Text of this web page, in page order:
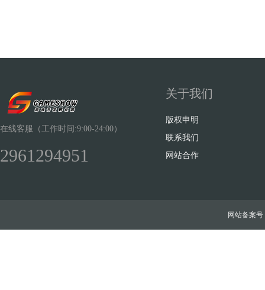
在线客服（工作时间:9:00-24:00）
2961294951
关于我们
版权申明
联系我们
网站合作
网站备案号